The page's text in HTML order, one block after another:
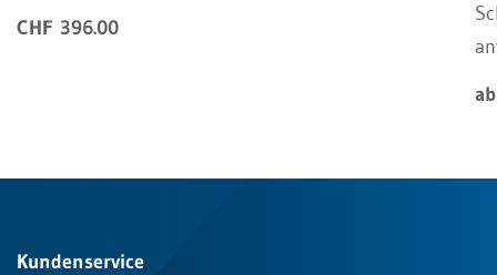
CHF 396.00
Kundenservice